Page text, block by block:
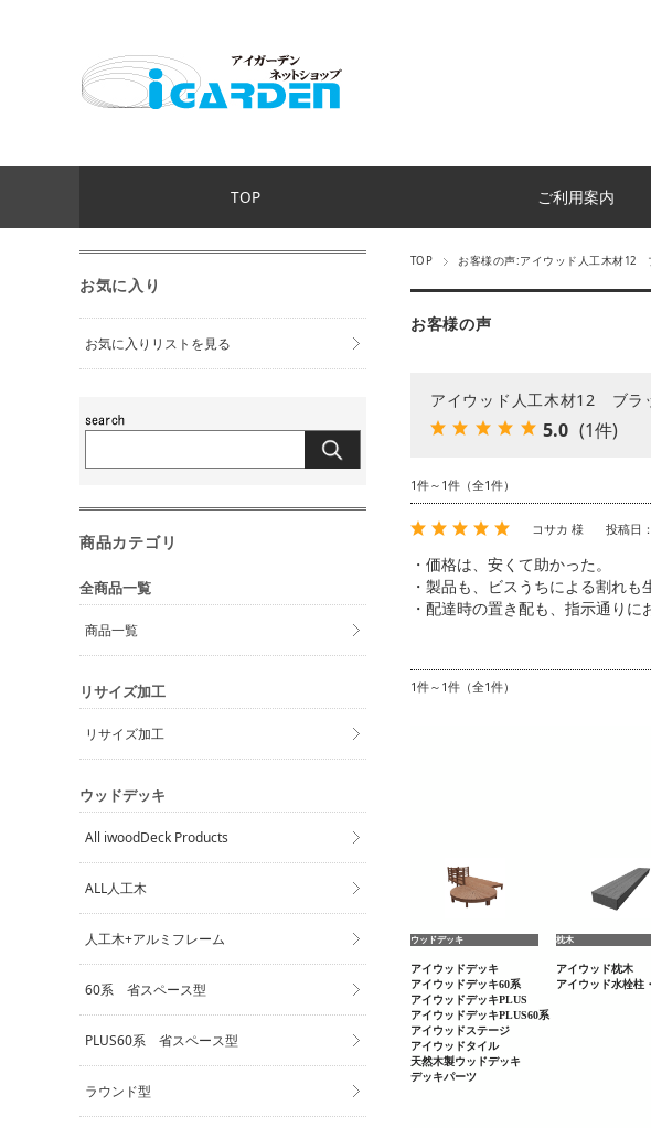
TOP ご利用案内
TOP お客様の声:アイウッド人工木材
お客様の声
アイウッド人工木材12 ブ
5.0 (1件)
1件～1件（全1件）
コサカ 様 投稿日
・価格は、安くて助かった。
・製品も、ビスうちによる割れも
・配達時の置き配も、指示通りに
1件～1件（全1件）
お気に入り
お気に入りリストを見る
商品カテゴリ
全商品一覧
商品一覧
リサイズ加工
リサイズ加工
ウッドデッキ
All iwoodDeck Products
ALL人工木
人工木+アルミフレーム
60系 省スペース型
PLUS60系 省スペース型
ラウンド型